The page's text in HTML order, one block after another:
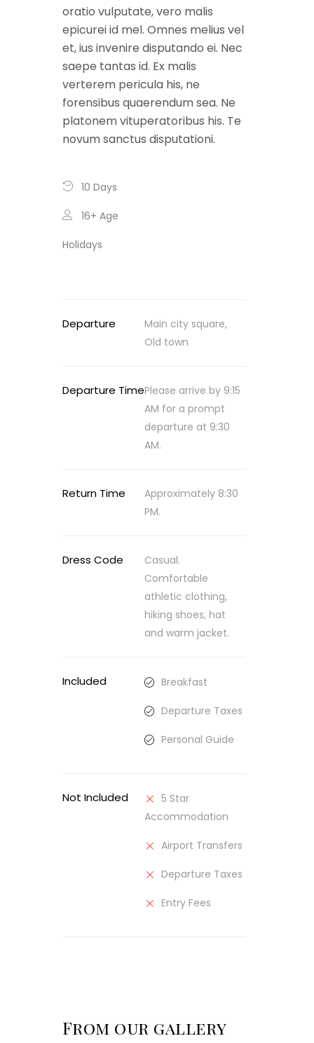
oratio vulputate, vero malis
epicurei id mel. Omnes melius vel
et, ius invenire disputando ei. Nec
saepe tantas id. Ex malis
verterem pericula his, ne
forensibus quaerendum sea. Ne
platonem vituperatoribus his. Te
novum sanctus disputationi.
10 Days
16+ Age
Holidays
Departure
Main city square,
Old town
Departure TimePlease arrive by 9:15
AM for a prompt
departure at 9:30
AM.
Return Time
Approximately 8:30
PM.
Dress Code
Casual.
Comfortable
athletic clothing,
hiking shoes, hat
and warm jacket.
Included Breakfast
Departure Taxes
Personal Guide
Not Included
5 Star
Accommodation
Airport Transfers
Departure Taxes
Entry Fees
From our gallery